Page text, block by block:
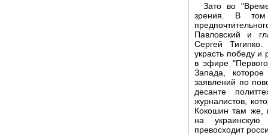
Зато во
зрения. В том
Павловский и
Сергей
украсть победу и
в эфире
Запада,
заявлений по
десанте
журналистов,
Кокошин там же,
на
превосходит